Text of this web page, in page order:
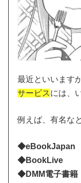
最近といいます
サービスには、
例えば、有名な
◆eBookJapan
◆BookLive
◆DMM電子書籍